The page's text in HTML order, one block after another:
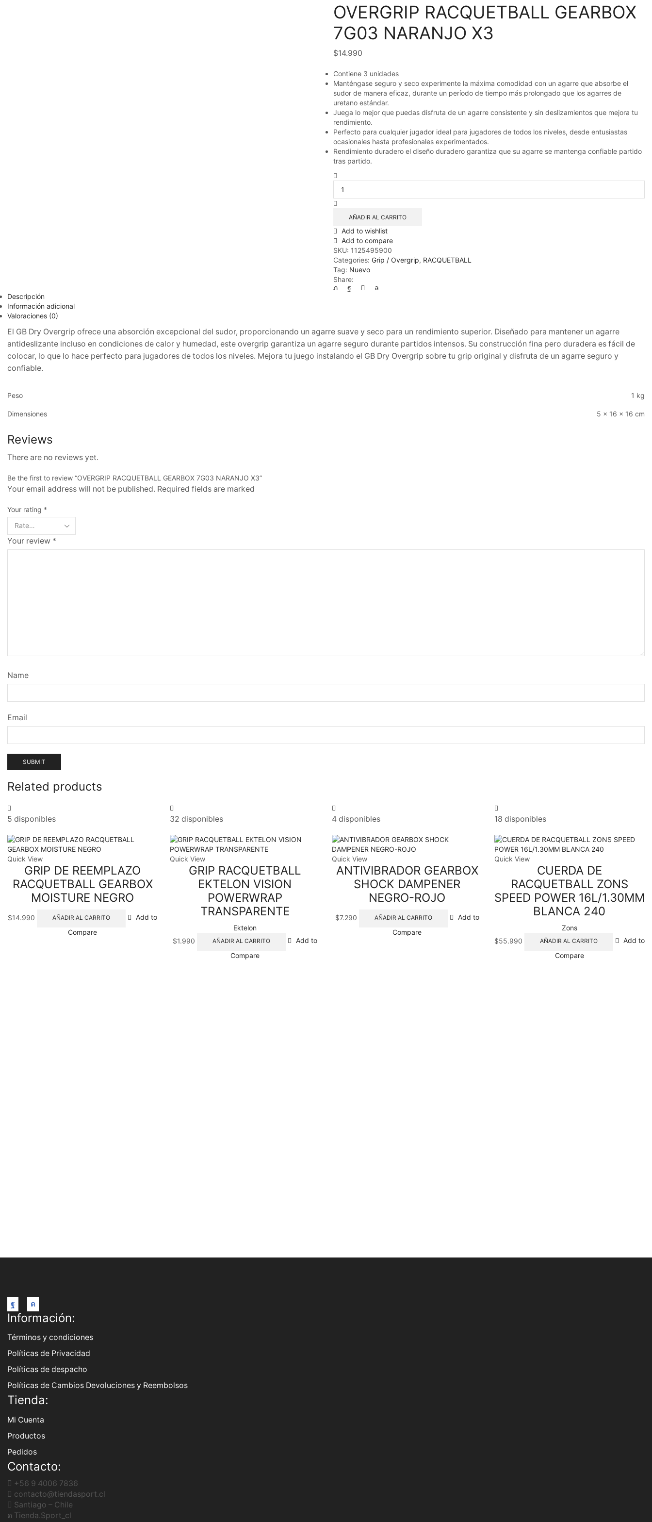
OVERGRIP RACQUETBALL GEARBOX
7G03 NARANJO X3
$14.990
Contiene 3 unidades
Manténgase seguro y seco experimente la máxima comodidad con un agarre que absorbe el
sudor de manera eficaz, durante un período de tiempo más prolongado que los agarres de
uretano estándar.
Juega lo mejor que puedas disfruta de un agarre consistente y sin deslizamientos que mejora tu
rendimiento.
Perfecto para cualquier jugador ideal para jugadores de todos los niveles, desde entusiastas
ocasionales hasta profesionales experimentados.
Rendimiento duradero el diseño duradero garantiza que su agarre se mantenga confiable partido
tras partido.
RACQUETBALL
GEARBOX
NARANJO
cantidad
AÑADIR AL CARRITO
Add to wishlist
Add to compare
SKU: 1125495900
Categories: Grip / Overgrip, RACQUETBALL
Tag: Nuevo
Share:
Descripción
Información adicional
Valoraciones (0)
El GB Dry Overgrip ofrece una absorción excepcional del sudor, proporcionando un agarre suave y seco para un rendimiento superior. Diseñado para mantener un agarre
antideslizante incluso en condiciones de calor y humedad, este overgrip garantiza un agarre seguro durante partidos intensos. Su construcción fina pero duradera es fácil de
colocar, lo que lo hace perfecto para jugadores de todos los niveles. Mejora tu juego instalando el GB Dry Overgrip sobre tu grip original y disfruta de un agarre seguro y
confiable.
Peso 1 kg
Dimensiones 5 × 16 × 16 cm
Reviews
There are no reviews yet.
Be the first to review “OVERGRIP RACQUETBALL GEARBOX 7G03 NARANJO X3”
Your email address will not be published. Required fields are marked
Your rating *
Your review *
Name
Email
Related products
5 disponibles
Quick View
GRIP DE REEMPLAZO
RACQUETBALL GEARBOX
MOISTURE NEGRO
$14.990 AÑADIR AL CARRITO
Add to
Compare
32 disponibles
Quick View
GRIP RACQUETBALL
EKTELON VISION
POWERWRAP
TRANSPARENTE
Ektelon
$1.990 AÑADIR AL CARRITO
Add to
Compare
4 disponibles
Quick View
ANTIVIBRADOR GEARBOX
SHOCK DAMPENER
NEGRO-ROJO
$7.290 AÑADIR AL CARRITO
Add to
Compare
18 disponibles
Quick View
CUERDA DE
RACQUETBALL ZONS
SPEED POWER 16L/1.30MM
BLANCA 240
Zons
$55.990 AÑADIR AL CARRITO
Add to
Compare
FacebookInstagram
Información:
Términos y condiciones
Políticas de Privacidad
Políticas de despacho
Políticas de Cambios Devoluciones y Reembolsos
Tienda:
Mi Cuenta
Productos
Pedidos
Contacto:
+56 9 4006 7836
contacto@tiendasport.cl
Santiago – Chile
Tienda.Sport_cl